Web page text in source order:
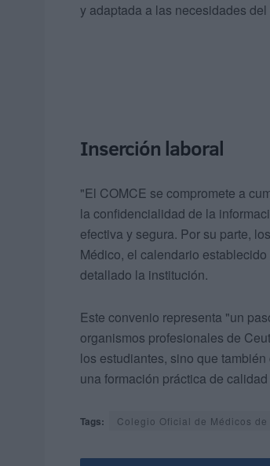
y adaptada a las necesidades del
Inserción laboral
"El COMCE se compromete a
la confidencialidad de la
efectiva y segura. Por su parte,
Médico, el calendario
detallado la institución.
Este convenio representa "un
organismos profesionales de
los estudiantes, sino que
una formación práctica de
Tags: Colegio Oficial de Médicos de